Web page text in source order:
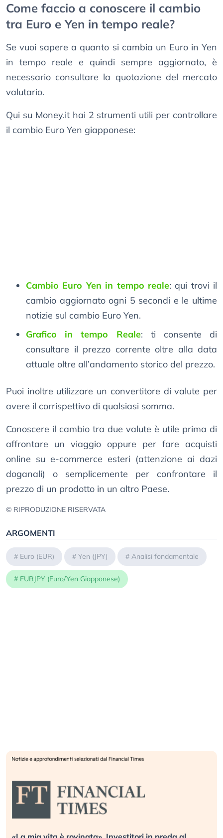
Come faccio a conoscere il cambio
tra Euro e Yen in tempo reale?
Se vuoi sapere a quanto si cambia un Euro in Yen
in tempo reale e quindi sempre aggiornato, è
necessario consultare la quotazione del mercato
valutario.
Qui su Money.it hai 2 strumenti utili per controllare
il cambio Euro Yen giapponese:
Cambio Euro Yen in tempo reale: qui trovi il
cambio aggiornato ogni 5 secondi e le ultime
notizie sul cambio Euro Yen.
Grafico in tempo Reale: ti consente di
consultare il prezzo corrente oltre alla data
attuale oltre all’andamento storico del prezzo.
Puoi inoltre utilizzare un convertitore di valute per
avere il corrispettivo di qualsiasi somma.
Conoscere il cambio tra due valute è utile prima di
affrontare un viaggio oppure per fare acquisti
online su e-commerce esteri (attenzione ai dazi
doganali) o semplicemente per confrontare il
prezzo di un prodotto in un altro Paese.
© RIPRODUZIONE RISERVATA
ARGOMENTI
# Euro (EUR) # Yen (JPY) # Analisi fondamentale
# EURJPY (Euro/Yen Giapponese)